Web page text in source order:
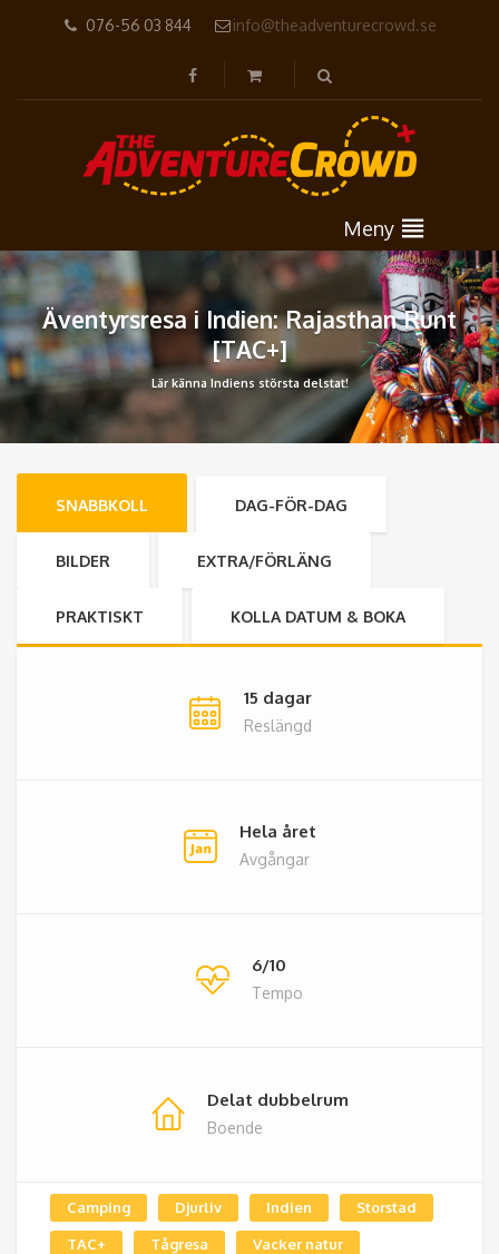
076-56 03 844 info@theadventurecrowd.se
Meny
Äventyrsresa i Indien: Rajasthan Runt
[TAC+]
Lär känna Indiens största delstat!
SNABBKOLL DAG-FÖR-DAG
BILDER EXTRA/FÖRLÄNG
PRAKTISKT KOLLA DATUM & BOKA
15 dagar
Reslängd
Hela året
Avgångar
6/10
Tempo
Delat dubbelrum
Boende
Camping Djurliv Indien Storstad
TAC+ Tågresa Vacker natur